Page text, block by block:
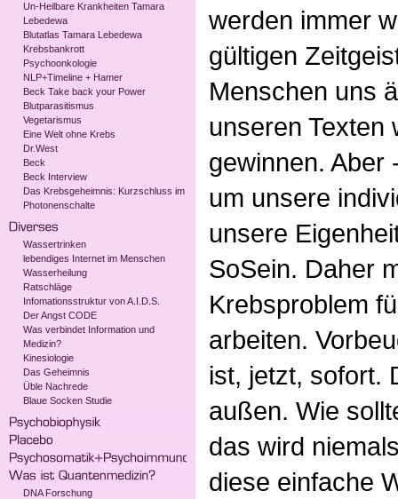
Un-Heilbare Krankheiten Tamara
Lebedewa
Blutatlas Tamara Lebedewa
Krebsbankrott
Psychoonkologie
NLP+Timeline + Hamer
Beck Take back your Power
Blutparasitismus
Vegetarismus
Eine Welt ohne Krebs
Dr.West
Beck
Beck Interview
Das Krebsgeheimnis: Kurzschluss im
Photonenschalte
Wassertrinken
lebendiges Internet im Menschen
Wasserheilung
Ratschläge
Infomationsstruktur von A.I.D.S.
Der Angst CODE
Was verbindet Information und
Medizin?
Kinesiologie
Das Geheimnis
Üble Nachrede
Blaue Socken Studie
DNA Forschung
werden immer
gültigen
Menschen uns
unseren Texten
gewinnen. Aber
um unsere
unsere
SoSein. Daher
Krebsproblem
arbeiten.
ist, jetzt, sofort.
außen. Wie
das wird
diese einfache